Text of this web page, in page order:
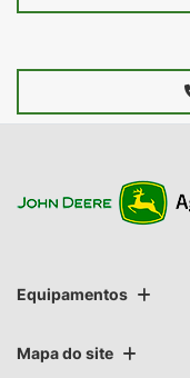
Equipamentos
Mapa do site